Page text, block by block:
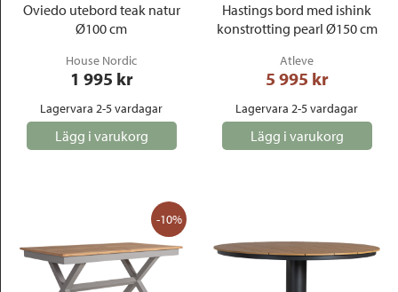
Oviedo utebord teak natur
Ø100 cm
House Nordic
1 995 kr
Lagervara 2-5 vardagar
Lägg i varukorg
Hastings bord med ishink
konstrotting pearl Ø150 cm
Atleve
5 995 kr
Lagervara 2-5 vardagar
Lägg i varukorg
-10%